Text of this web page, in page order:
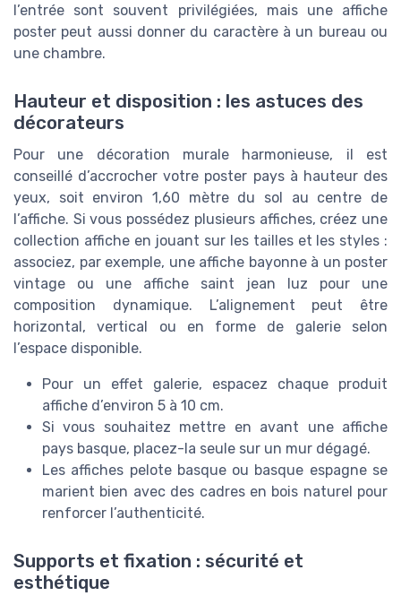
l’entrée sont souvent privilégiées, mais une affiche
poster peut aussi donner du caractère à un bureau ou
une chambre.
Hauteur et disposition : les astuces des
décorateurs
Pour une décoration murale harmonieuse, il est
conseillé d’accrocher votre poster pays à hauteur des
yeux, soit environ 1,60 mètre du sol au centre de
l’affiche. Si vous possédez plusieurs affiches, créez une
collection affiche en jouant sur les tailles et les styles :
associez, par exemple, une affiche bayonne à un poster
vintage ou une affiche saint jean luz pour une
composition dynamique. L’alignement peut être
horizontal, vertical ou en forme de galerie selon
l’espace disponible.
Pour un effet galerie, espacez chaque produit
affiche d’environ 5 à 10 cm.
Si vous souhaitez mettre en avant une affiche
pays basque, placez-la seule sur un mur dégagé.
Les affiches pelote basque ou basque espagne se
marient bien avec des cadres en bois naturel pour
renforcer l’authenticité.
Supports et fixation : sécurité et
esthétique